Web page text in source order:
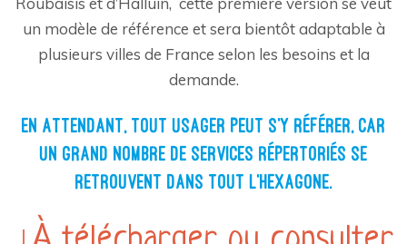
un modèle de référence et sera bientôt adaptable à
plusieurs villes de France selon les besoins et la
demande.
EN ATTENDANT, TOUT USAGER PEUT S’Y RÉFÉRER, CAR
UN GRAND NOMBRE DE SERVICES RÉPERTORIÉS SE
RETROUVENT DANS TOUT L’HEXAGONE.